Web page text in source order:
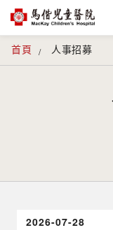
首頁 人事招募
2026-07-28